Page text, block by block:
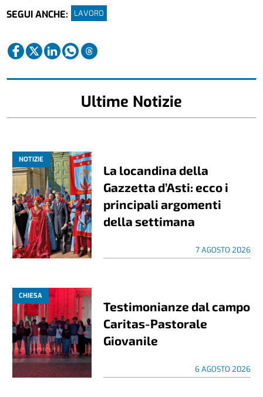
SEGUI ANCHE:
LAVORO
Ultime Notizie
NOTIZIE
La locandina della
Gazzetta d’Asti: ecco i
principali argomenti
della settimana
7 AGOSTO 2026
CHIESA
Testimonianze dal campo
Caritas-Pastorale
Giovanile
6 AGOSTO 2026